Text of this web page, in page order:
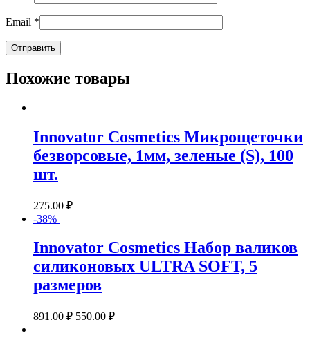
Email *
Похожие товары
Innovator Cosmetics Микрощеточки
безворсовые, 1мм, зеленые (S), 100
шт.
275.00 ₽
-38%
Innovator Cosmetics Набор валиков
силиконовых ULTRA SOFT, 5
размеров
891.00₽ 550.00 ₽